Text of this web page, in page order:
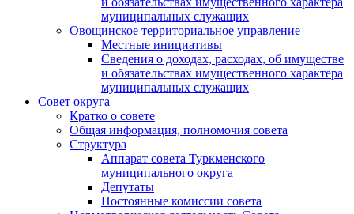
муниципальных служащих
Овощинское территориальное управление
Местные инициативы
Сведения о доходах, расходах, об имуществе
и обязательствах имущественного характера
муниципальных служащих
Совет округа
Кратко о совете
Общая информация, полномочия совета
Структура
Аппарат совета Туркменского
муниципального округа
Депутаты
Постоянные комиссии совета